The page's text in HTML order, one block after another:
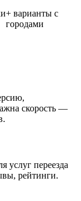
+ варианты с
городами
скорость —
услуг переезда
рейтинги.